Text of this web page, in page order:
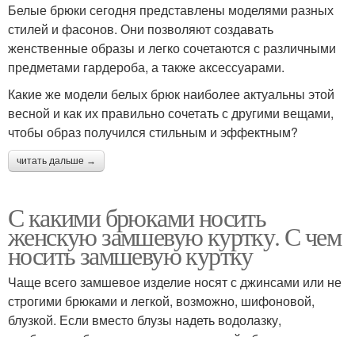
Белые брюки сегодня представлены моделями разных
стилей и фасонов. Они позволяют создавать
женственные образы и легко сочетаются с различными
предметами гардероба, а также аксессуарами.
Какие же модели белых брюк наиболее актуальны этой
весной и как их правильно сочетать с другими вещами,
чтобы образ получился стильным и эффектным?
читать дальше →
С какими брюками носить
женскую замшевую куртку. С чем
носить замшевую куртку
Чаще всего замшевое изделие носят с джинсами или не
строгими брюками и легкой, возможно, шифоновой,
блузкой. Если вместо блузы надеть водолазку,